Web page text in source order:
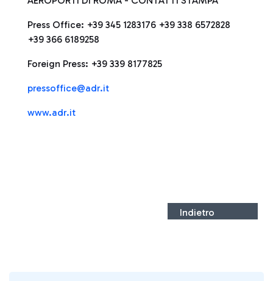
Press Office: +39 345 1283176 +39 338 6572828
+39 366 6189258
Foreign Press: +39 339 8177825
pressoffice@adr.it
www.adr.it
Indietro